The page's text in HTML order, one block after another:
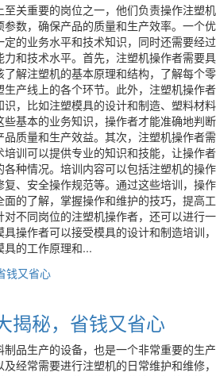
关重要的岗位之一，他们负责操作注塑机
数，确保产品的质量和生产效率。一个优
的业务水平和技术知识，同时还需要经过
和技术水平。首先，注塑机操作者需要具
解注塑机的基本原理和结构，了解每个零
产线上的各个环节。此外，注塑机操作者
，比如注塑模具的设计和制造、塑料材料
基本的业务知识，操作者才能准确地判断
质量和生产效益。其次，注塑机操作者需
训可以提供专业的知识和技能，让操作者
种情况。培训内容可以包括注塑机的操作
、安全操作规范等。通过这些培训，操作
的了解，掌握操作和维护的技巧，提高工
不同岗位的注塑机操作者，还可以进行一
操作者可以接受模具的设计和制造培训，
具的工作原理和...
揭秘，省钱又省心
品生产的设备，也是一个非常重要的生产
经常需要进行注塑机的日常维护和维修，